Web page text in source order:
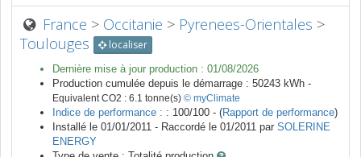
France > Occitanie > Pyrenees-Orientales >
Toulouges
localiser
Dernière mise à jour production : 01/08/2026
Production cumulée depuis le démarrage : 50243 kWh -
Equivalent CO2 : 6.1 tonne(s) © myClimate
Indice de performance : : 100/100 - (Rapport de performance)
Installé le 01/01/2011 - Raccordé le 01/2011 par SOLERINE
ENERGY